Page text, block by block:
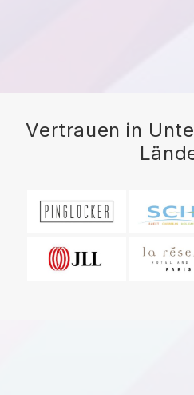
Vertrauen in